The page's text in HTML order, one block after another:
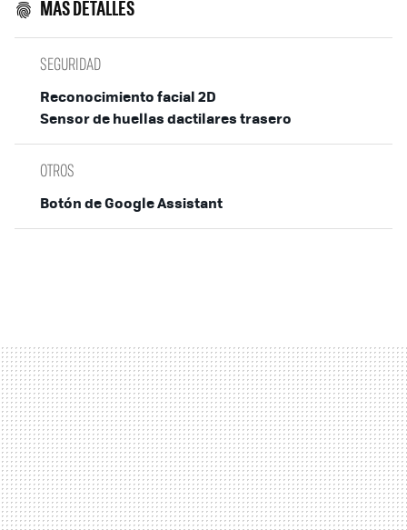
MÁS DETALLES
SEGURIDAD
Reconocimiento facial 2D
Sensor de huellas dactilares trasero
OTROS
Botón de Google Assistant